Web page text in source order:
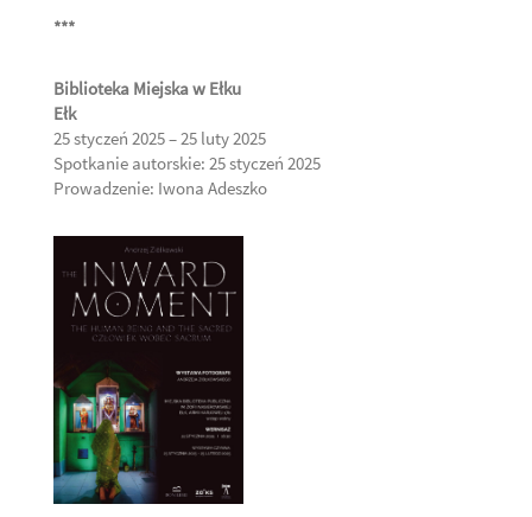
***
Biblioteka Miejska w Ełku
Ełk
25 styczeń 2025 – 25 luty 2025
Spotkanie autorskie: 25 styczeń 2025
Prowadzenie: Iwona Adeszko